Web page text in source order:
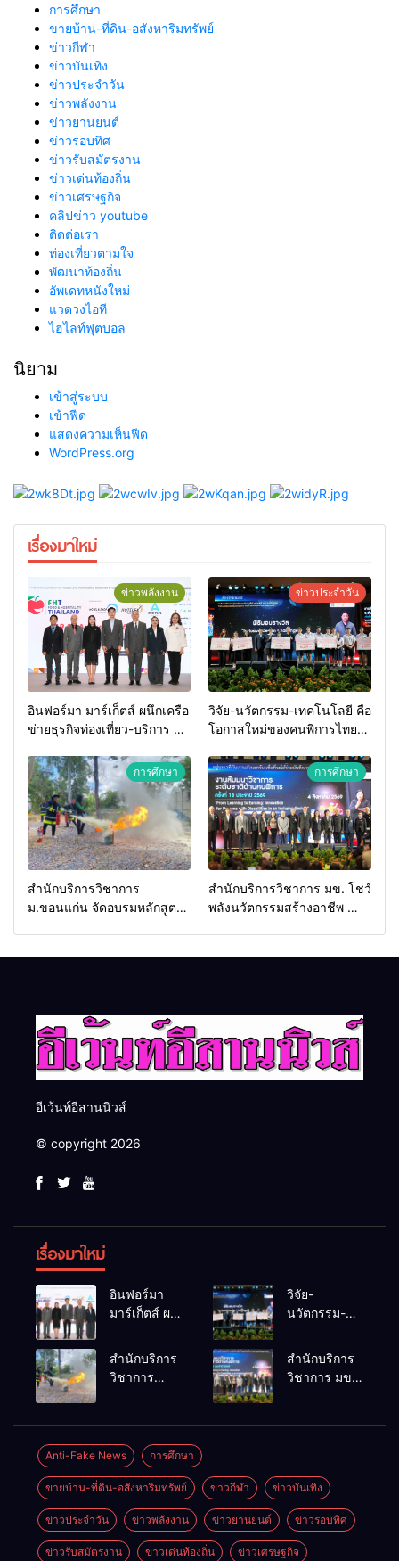
การศึกษา
ขายบ้าน-ที่ดิน-อสังหาริมทรัพย์
ข่าวกีฬา
ข่าวบันเทิง
ข่าวประจำวัน
ข่าวพลังงาน
ข่าวยานยนต์
ข่าวรอบทิศ
ข่าวรับสมัตรงาน
ข่าวเด่นท้องถิ่น
ข่าวเศรษฐกิจ
คลิปข่าว youtube
ติดต่อเรา
ท่องเที่ยวตามใจ
พัฒนาท้องถิ่น
อัพเดทหนังใหม่
แวดวงไอที
ไฮไลท์ฟุตบอล
นิยาม
เข้าสู่ระบบ
เข้าฟีด
แสดงความเห็นฟีด
WordPress.org
เรื่องมาใหม่
ข่าวพลังงาน
อินฟอร์มา มาร์เก็ตส์ ผนึกเครือ
ข่ายธุรกิจท่องเที่ยว-บริการ จัด
2026 เชื่อม 4 งานใหญ่ สร้าง
โอกาสธุรกิจครบวงจร ด้วย
ครับ
ข่าวประจำวัน
วิจัย-นวัตกรรม-เทคโนโลยี คือ
โอกาสใหม่ของคนพิการไทย
ประเทศ
การศึกษา
สำนักบริการวิชาการ
ม.ขอนแก่น จัดอบรมหลักสูตร
การศึกษา
สำนักบริการวิชาการ มข. โชว์
พลังนวัตกรรมสร้างอาชีพ นำ
อีเว้นท์อีสานนิวส์
© copyright 2026
เรื่องมาใหม่
อินฟอร์มา
มาร์เก็ตส์ ผนึก
ธุรกิจท่อง
เที่ยว-บริการ
Thailand
2026 เชื่อม 4
งานใหญ่
สร้างโอกาส
ธุรกิจครบ
วงจร ด้วยครับ
วิจัย-
นวัตกรรม-
คือโอกาสใหม่
ของคนพิการ
เศรษฐกิจ
สำนักบริการ
วิชาการ
เพลิงขั้นต้น”
ยกระดับ
ศักยภาพเจ้า
หน้าที่ท้องถิ่น
รับมืออัคคีภัย
ตามมาตรฐาน
สำนักบริการ
วิชาการ มข.
เวทีระดับชาติ
NCPD 2026
เปลี่ยน “ผ้า
เหลือ” สู่ราย
Anti-Fake News การศึกษา
ขายบ้าน-ที่ดิน-อสังหาริมทรัพย์ ข่าวกีฬา ข่าวบันเทิง
ข่าวประจำวัน ข่าวพลังงาน ข่าวยานยนต์ ข่าวรอบทิศ
ข่าวรับสมัตรงาน ข่าวเด่นท้องถิ่น ข่าวเศรษฐกิจ